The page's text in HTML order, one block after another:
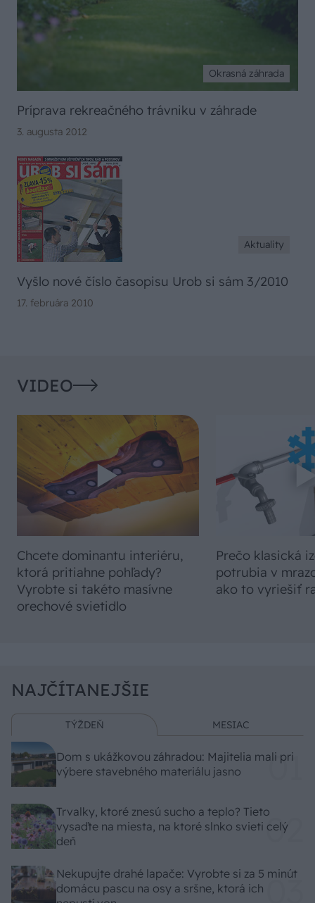
Okrasná záhrada
Príprava rekreačného trávniku v záhrade
3. augusta 2012
Aktuality
Vyšlo nové číslo časopisu Urob si sám 3/2010
17. februára 2010
VIDEO
Chcete dominantu interiéru,
ktorá pritiahne pohľady?
Vyrobte si takéto masívne
orechové svietidlo
Prečo klasická
potrubia v
ako to vyriešiť
NAJČÍTANEJŠIE
TÝŽDEŇ MESIAC
Dom s ukážkovou záhradou: Majitelia mali pri
výbere stavebného materiálu jasno
Trvalky, ktoré znesú sucho a teplo? Tieto
vysaďte na miesta, na ktoré slnko svieti celý
deň
Nekupujte drahé lapače: Vyrobte si za 5 minút
domácu pascu na osy a sršne, ktorá ich